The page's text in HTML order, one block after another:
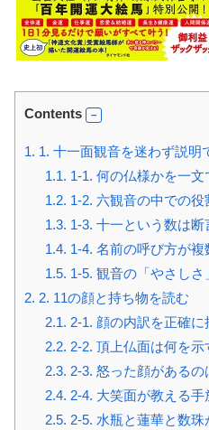
Contents
1. 1. 十一面観音を迷わず説明
1.1. 1-1. 何の仏様かを一文
1.2. 1-2. 六観音の中での役
1.3. 1-3. 十一という数は
1.4. 1-4. 名前の呼び方が複
1.5. 1-5. 観音の「やさし
2. 2. 11の顔と持ち物を読む
2.1. 2-1. 顔の内訳を正確に
2.2. 2-2. 頂上仏面は何を示
2.3. 2-3. 怒った顔がある
2.4. 2-4. 大笑面が教える手
2.5. 2-5. 水瓶と蓮華と数珠